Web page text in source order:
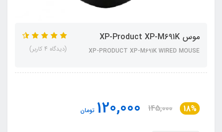
موس XP-Product XP-M691K
XP-PRODUCT XP-M691K WIRED MOUSE (دیدگاه 4 کاربر)
18%
145,000
120,000 تومان